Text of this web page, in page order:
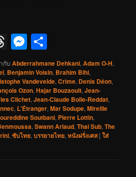
Threads
Messenger
กับ Abderrahmane Dehkani,Adam O-H,
, Benjamin Voisin, Brahim Bihi,
Vandevelde,Crime, Denis Déon,
Ozon,Hajar Bouzaouit,Jean-
Clichet,Jean-Claude Bolle-Reddat,
, L'Étranger,Mar Sodupe,Mireille
Soutbani, Pierre Lottin,
,Swann Arlaud,Thai Sub,The
,ซับไทย,บรรยายไทย,หนังฝรั่งเศส |ใส่